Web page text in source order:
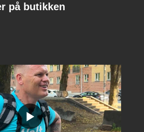
på butikken